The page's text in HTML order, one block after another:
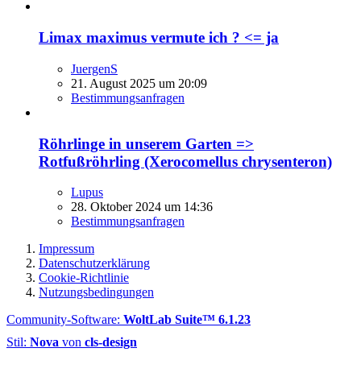
Limax maximus vermute ich ? <= ja
JuergenS
21. August 2025 um 20:09
Bestimmungsanfragen
Röhrlinge in unserem Garten =>
Rotfußröhrling (Xerocomellus chrysenteron)
Lupus
28. Oktober 2024 um 14:36
Bestimmungsanfragen
Impressum
Datenschutzerklärung
Cookie-Richtlinie
Nutzungsbedingungen
Community-Software: WoltLab Suite™ 6.1.23
Stil: Nova von cls-design